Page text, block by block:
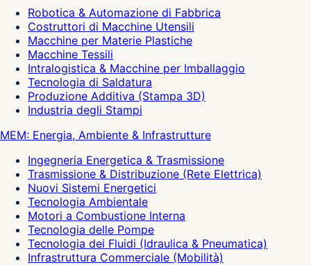
Robotica & Automazione di Fabbrica
Costruttori di Macchine Utensili
Macchine per Materie Plastiche
Macchine Tessili
Intralogistica & Macchine per Imballaggio
Tecnologia di Saldatura
Produzione Additiva (Stampa 3D)
Industria degli Stampi
MEM: Energia, Ambiente & Infrastrutture
Ingegneria Energetica & Trasmissione
Trasmissione & Distribuzione (Rete Elettrica)
Nuovi Sistemi Energetici
Tecnologia Ambientale
Motori a Combustione Interna
Tecnologia delle Pompe
Tecnologia dei Fluidi (Idraulica & Pneumatica)
Infrastruttura Commerciale (Mobilità)